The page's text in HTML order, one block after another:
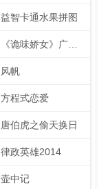
益智卡通水果拼图
《诡味娇女》广播剧
风帆
方程式恋爱
唐伯虎之偷天换日
律政英雄2014
壶中记